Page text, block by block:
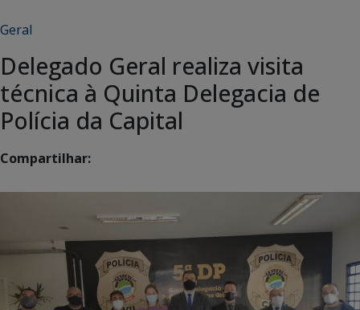
Geral
Delegado Geral realiza visita
técnica à Quinta Delegacia de
Polícia da Capital
Compartilhar: